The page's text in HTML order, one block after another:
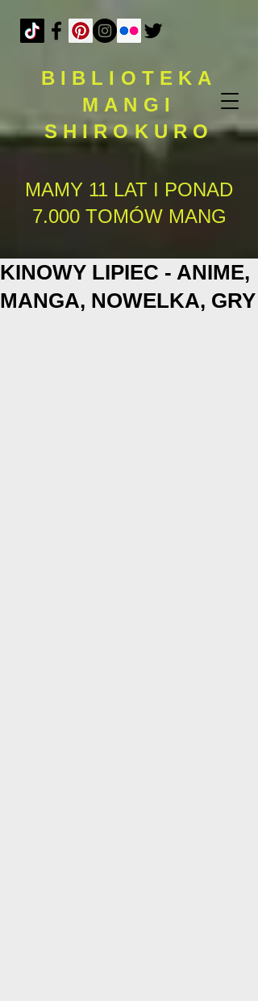
BIBLIOTEKA
MANGI
SHIROKURO
MAMY 11 LAT I PONAD
7.000 TOMÓW MANG
KINOWY LIPIEC - ANIME,
MANGA, NOWELKA, GRY